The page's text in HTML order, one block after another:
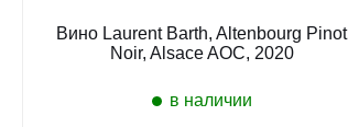
Вино Laurent Barth, Altenbourg Pinot
Noir, Alsace AOC, 2020
в наличии